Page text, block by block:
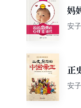
妈
学
安子
正
安子